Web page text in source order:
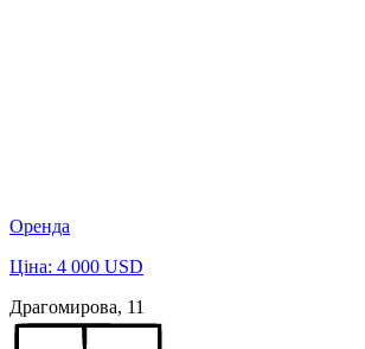
Оренда
Ціна: 4 000 USD
Драгомирова, 11